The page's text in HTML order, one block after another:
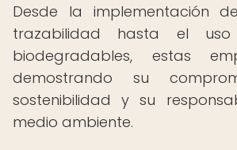
Desde la implementación
trazabilidad hasta el
biodegradables, estas
demostrando su
sostenibilidad y su
medio ambiente.